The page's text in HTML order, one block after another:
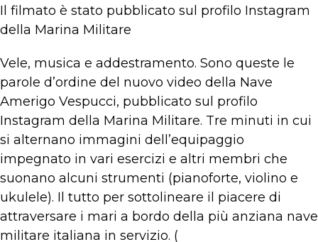
Il filmato è stato pubblicato sul profilo Instagram
della Marina Militare
Vele, musica e addestramento. Sono queste le
parole d’ordine del nuovo video della Nave
Amerigo Vespucci, pubblicato sul profilo
Instagram della Marina Militare. Tre minuti in cui
si alternano immagini dell’equipaggio
impegnato in vari esercizi e altri membri che
suonano alcuni strumenti (pianoforte, violino e
ukulele). Il tutto per sottolineare il piacere di
attraversare i mari a bordo della più anziana nave
militare italiana in servizio. (